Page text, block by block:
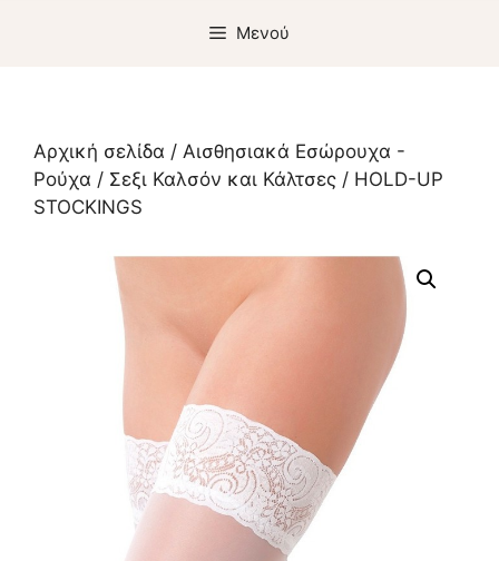
Μενού
Αρχική σελίδα / Αισθησιακά Εσώρουχα -
Ρούχα / Σεξι Καλσόν και Κάλτσες / HOLD-UP
STOCKINGS